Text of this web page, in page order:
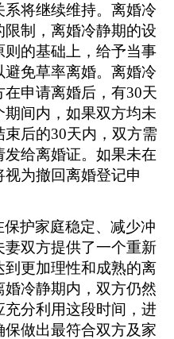
将继续维持。离婚冷
制
， 离婚冷静期的设
则的基础上，给予当事
避免草率离婚。离婚冷
申请离婚后，有30天
间内，如果双方均未
后的30天内，双方需
给离婚证。如果未在
为撤回离婚登记申
护家庭稳定、减少冲
双方提供了一个重新
更加理性和成熟的离
冷静期内，双方仍然
充分利用这段时间，进
做出最符合双方及家